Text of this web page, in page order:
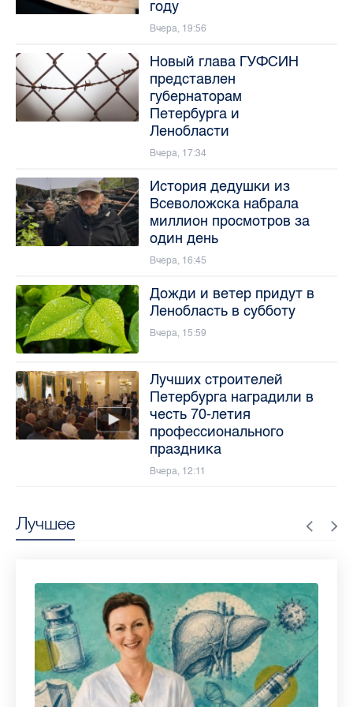
Лучшее
году
Вчера, 19:56
Новый глава ГУФСИН
представлен
губернаторам
Петербурга и
Ленобласти
Вчера, 17:34
История дедушки из
Всеволожска набрала
миллион просмотров за
один день
Вчера, 16:45
Дожди и ветер придут в
Ленобласть в субботу
Вчера, 15:59
Лучших строителей
Петербурга наградили в
честь 70-летия
профессионального
праздника
Вчера, 12:11